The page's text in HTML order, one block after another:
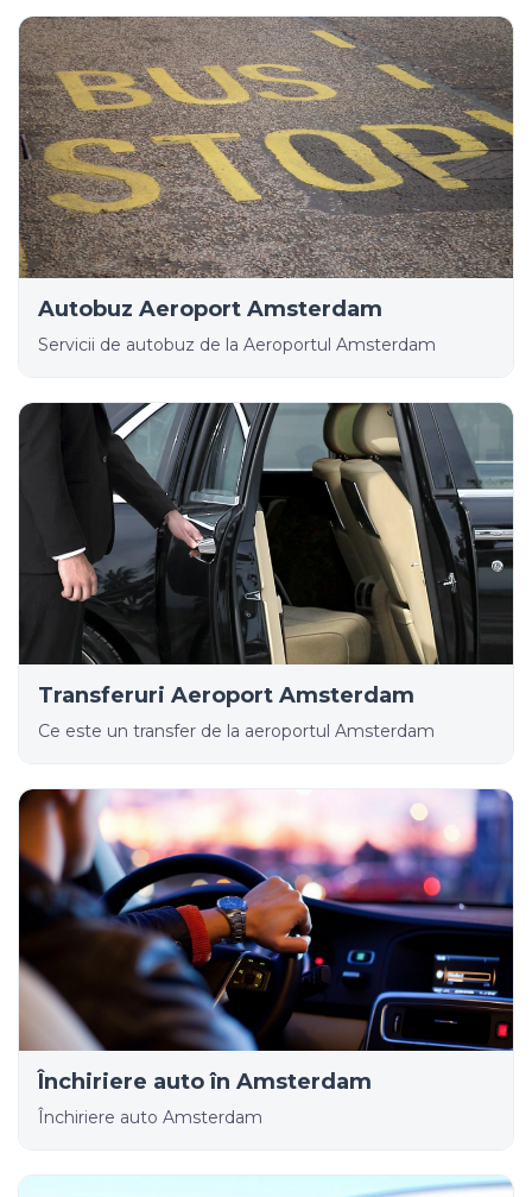
Autobuz Aeroport Amsterdam
Servicii de autobuz de la Aeroportul Amsterdam
Transferuri Aeroport Amsterdam
Ce este un transfer de la aeroportul Amsterdam
Închiriere auto în Amsterdam
Închiriere auto Amsterdam